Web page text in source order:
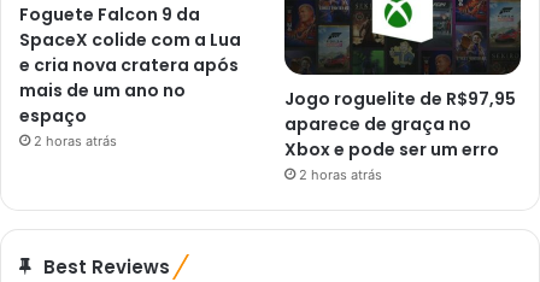
Foguete Falcon 9 da
SpaceX colide com a Lua
e cria nova cratera após
mais de um ano no
espaço
2 horas atrás
Jogo roguelite de R$97,95
aparece de graça no
Xbox e pode ser um erro
2 horas atrás
Best Reviews